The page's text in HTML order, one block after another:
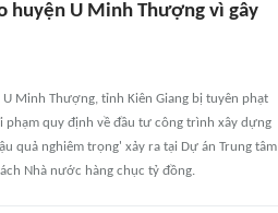
huyện U Minh Thượng vì gây
Minh Thượng, tỉnh Kiên Giang bị tuyên phạt
phạm quy định về đầu tư công trình xây dựng
quả nghiêm trọng' xảy ra tại Dự án Trung tâm
Nhà nước hàng chục tỷ đồng.